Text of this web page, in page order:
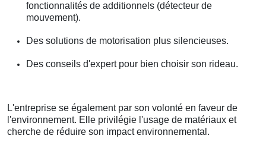
fonctionnalités de additionnels (détecteur de
mouvement).
Des solutions de motorisation plus silencieuses.
Des conseils d'expert pour bien choisir son rideau.
L'entreprise se également par son volonté en faveur de
l'environnement. Elle privilégie l'usage de matériaux et
cherche de réduire son impact environnemental.